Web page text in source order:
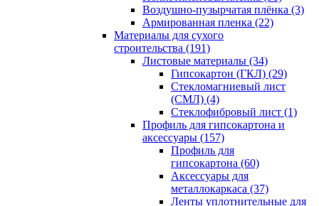
Воздушно-пузырчатая плёнка (3)
Армированная пленка (22)
Материалы для сухого
строительства (191)
Листовые материалы (34)
Гипсокартон (ГКЛ) (29)
Стекломагниевый лист
(СМЛ) (4)
Cтеклофибровый лист (1)
Профиль для гипсокартона и
аксессуары (157)
Профиль для
гипсокартона (60)
Аксессуары для
металлокаркаса (37)
Ленты уплотнительные для